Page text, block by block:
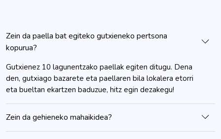
Zein da paella bat egiteko gutxieneko pertsona
kopurua?
Gutxienez 10 lagunentzako paellak egiten ditugu. Dena
den, gutxiago bazarete eta paellaren bila lokalera etorri
eta bueltan ekartzen baduzue, hitz egin dezakegu!
Zein da gehieneko mahaikidea?